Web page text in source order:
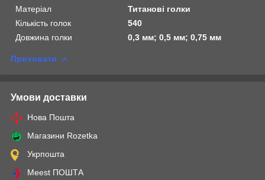
Матеріал
Титанові голки
Кількість голок
540
Довжина голки
0,3 мм; 0,5 мм; 0,75 мм
Приховати
Умови доставки
Нова Пошта
Магазини Rozetka
Укрпошта
Meest ПОШТА